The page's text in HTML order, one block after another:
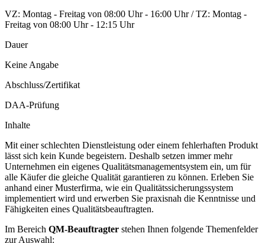
VZ: Montag - Freitag von 08:00 Uhr - 16:00 Uhr / TZ: Montag -
Freitag von 08:00 Uhr - 12:15 Uhr
Dauer
Keine Angabe
Abschluss/Zertifikat
DAA-Prüfung
Inhalte
Mit einer schlechten Dienstleistung oder einem fehlerhaften Produkt
lässt sich kein Kunde begeistern. Deshalb setzen immer mehr
Unternehmen ein eigenes Qualitätsmanagementsystem ein, um für
alle Käufer die gleiche Qualität garantieren zu können. Erleben Sie
anhand einer Musterfirma, wie ein Qualitätssicherungssystem
implementiert wird und erwerben Sie praxisnah die Kenntnisse und
Fähigkeiten eines Qualitätsbeauftragten.
Im Bereich QM-Beauftragter stehen Ihnen folgende Themenfelder
zur Auswahl: